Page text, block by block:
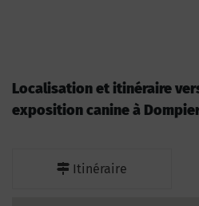
Localisation et itinéraire
exposition canine à
Itinéraire